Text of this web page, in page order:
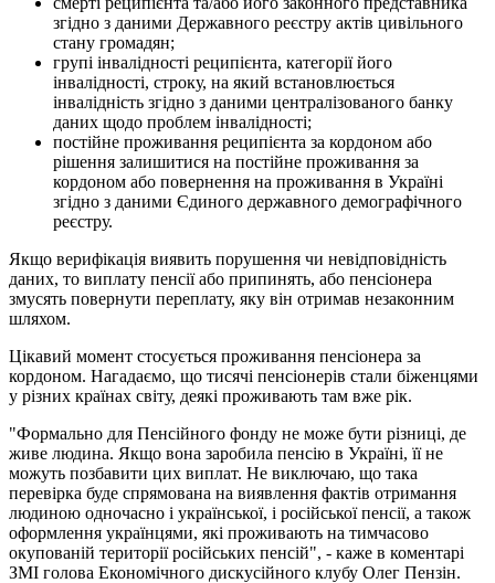
згідно з даними Державного реєстру актів цивільного
стану громадян;
групі інвалідності реципієнта, категорії його
інвалідності, строку, на який встановлюється
інвалідність згідно з даними централізованого банку
даних щодо проблем інвалідності;
постійне проживання реципієнта за кордоном або
рішення залишитися на постійне проживання за
кордоном або повернення на проживання в Україні
згідно з даними Єдиного державного демографічного
реєстру.
Якщо верифікація виявить порушення чи невідповідність
даних, то виплату пенсії або припинять, або пенсіонера
змусять повернути переплату, яку він отримав незаконним
шляхом.
Цікавий момент стосується проживання пенсіонера за
кордоном. Нагадаємо, що тисячі пенсіонерів стали біженцями
у різних країнах світу, деякі проживають там вже рік.
"Формально для Пенсійного фонду не може бути різниці, де
живе людина. Якщо вона заробила пенсію в Україні, її не
можуть позбавити цих виплат. Не виключаю, що така
перевірка буде спрямована на виявлення фактів отримання
людиною одночасно і української, і російської пенсії, а також
оформлення українцями, які проживають на тимчасово
окупованій території російських пенсій", - каже в коментарі
ЗМІ голова Економічного дискусійного клубу Олег Пензін.